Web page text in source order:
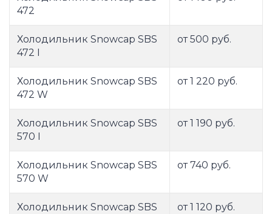
472
Холодильник Snowcap SBS
472 I
от 500 руб.
Холодильник Snowcap SBS
472 W
от 1 220 руб.
Холодильник Snowcap SBS
570 I
от 1 190 руб.
Холодильник Snowcap SBS
570 W
от 740 руб.
Холодильник Snowcap SBS
от 1 120 руб.